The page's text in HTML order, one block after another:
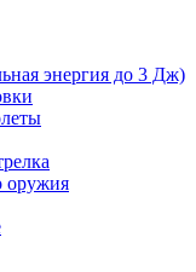
энергия до 3 Дж)
оружия